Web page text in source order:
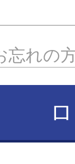
忘れの